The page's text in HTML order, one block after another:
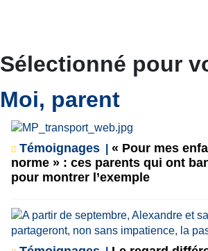
Sélectionné pour
Moi, parent
Témoignages
« Pour mes
norme » : ces parents qui ont
pour montrer l’exemple